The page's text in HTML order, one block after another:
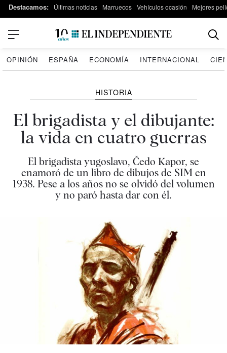
Destacamos: Últimas noticias Marruecos Vehículos ocasión Mejores
OPINIÓN ESPAÑA ECONOMÍA INTERNACIONAL
HISTORIA
El brigadista y el dibujante:
la vida en cuatro guerras
El brigadista yugoslavo, Čedo Kapor, se
enamoró de un libro de dibujos de SIM en
1938. Pese a los años no se olvidó del volumen
y no paró hasta dar con él.